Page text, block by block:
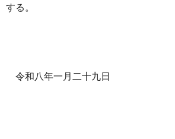
する。
令和八年一月二十九日